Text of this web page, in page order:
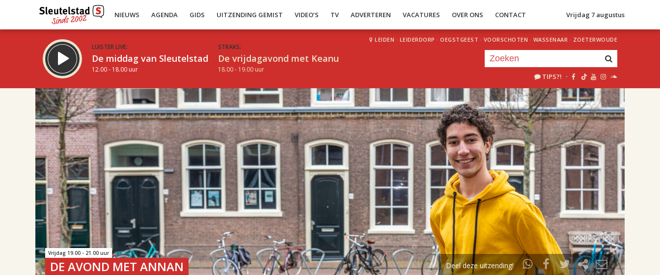
NIEUWS AGENDA GIDS UITZENDING GEMIST VIDEO’S TV ADVERTEREN VACATURES OVER ONS CONTACT Vrijdag 7 augustus
LUISTER LIVE:
De middag van Sleutelstad
12.00 - 18.00 uur
STRAKS:
De vrijdagavond met Keanu
18.00 - 19.00 uur
LEIDEN · LEIDERDORP · OEGSTGEEST · VOORSCHOTEN · WASSENAAR · ZOETERWOUDE
TIPS?! ·
19.00 20.00
Je luistert nu naaruur 1 van 2
«Vorig uur Volgend uur»
Inklappen
Vrijdag 19.00 - 21.00 uur
DE AVOND MET ANNAN Deel deze uitzending!